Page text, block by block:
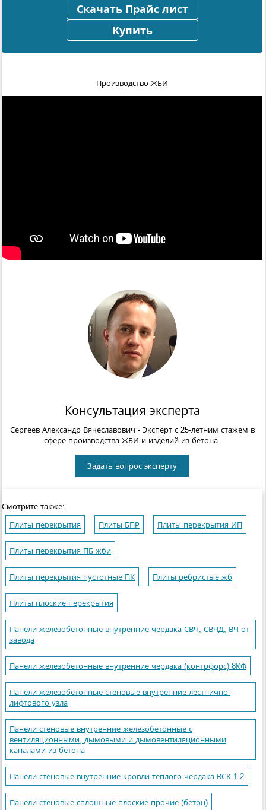
Скачать Прайс лист
Купить
Производство ЖБИ
Консультация эксперта
Сергеев Александр Вячеславович - Эксперт с 25-летним стажем в
сфере производства ЖБИ и изделий из бетона.
Задать вопрос эксперту
Смотрите также:
Плиты перекрытия Плиты БПР Плиты перекрытия ИП
Плиты перекрытия ПБ жби
Плиты перекрытия пустотные ПК Плиты ребристые жб
Плиты плоские перекрытия
Панели железобетонные внутренние чердака СВЧ, СВЧД, ВЧ от
завода
Панели железобетонные внутренние чердака (контрфорс) 8КФ
Панели железобетонные стеновые внутренние лестнично-
лифтового узла
Панели стеновые внутренние железобетонные с
вентиляционными, дымовыми и дымовентиляционными
каналами из бетона
Панели стеновые внутренние кровли теплого чердака ВСК 1-2
Панели стеновые сплошные плоские прочие (бетон)